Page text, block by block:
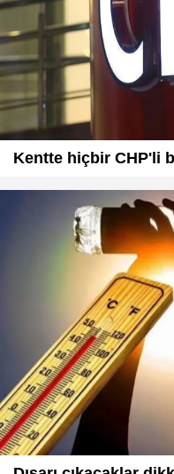
Kentte hiçbir CHP'li